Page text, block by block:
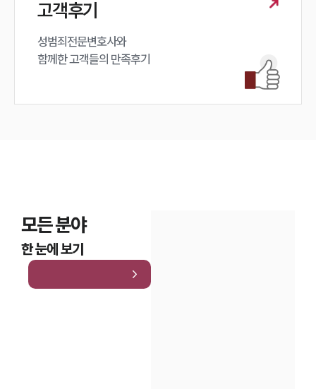
대륜법률상담예약
고객후기
성범죄전문변호사와
함께한 고객들의 만족후기
모든 분야
한 눈에 보기